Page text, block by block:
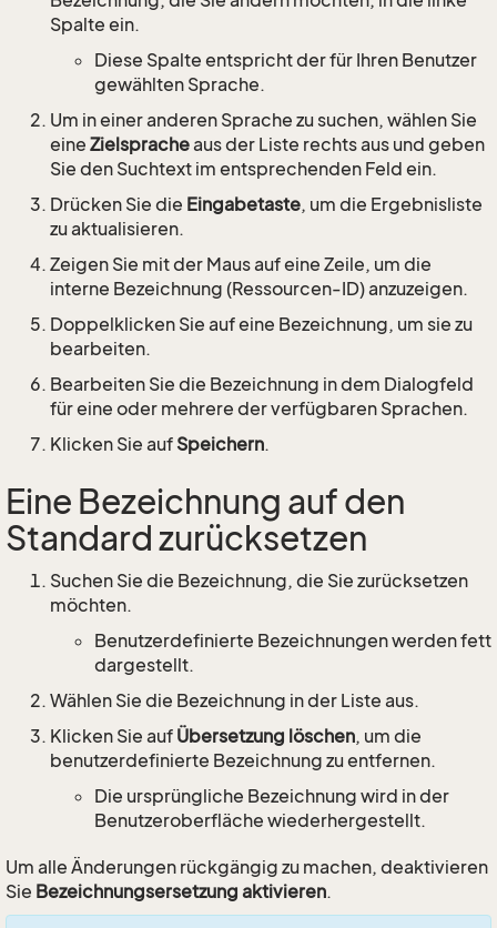
Spalte ein.
Diese Spalte entspricht der für Ihren Benutzer
gewählten Sprache.
Um in einer anderen Sprache zu suchen, wählen Sie
eine Zielspracheaus der Liste rechts aus und geben
Sie den Suchtext im entsprechenden Feld ein.
Drücken Sie die Eingabetaste, um die Ergebnisliste
zu aktualisieren.
Zeigen Sie mit der Maus auf eine Zeile, um die
interne Bezeichnung (Ressourcen-ID) anzuzeigen.
Doppelklicken Sie auf eine Bezeichnung, um sie zu
bearbeiten.
Bearbeiten Sie die Bezeichnung in dem Dialogfeld
für eine oder mehrere der verfügbaren Sprachen.
Klicken Sie auf Speichern.
Eine Bezeichnung auf den
Standard zurücksetzen
Suchen Sie die Bezeichnung, die Sie zurücksetzen
möchten.
Benutzerdefinierte Bezeichnungen werden fett
dargestellt.
Wählen Sie die Bezeichnung in der Liste aus.
Klicken Sie auf Übersetzung löschen, um die
benutzerdefinierte Bezeichnung zu entfernen.
Die ursprüngliche Bezeichnung wird in der
Benutzeroberfläche wiederhergestellt.
Um alle Änderungen rückgängig zu machen, deaktivieren
Sie Bezeichnungsersetzung aktivieren.